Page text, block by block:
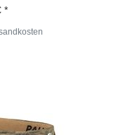
*